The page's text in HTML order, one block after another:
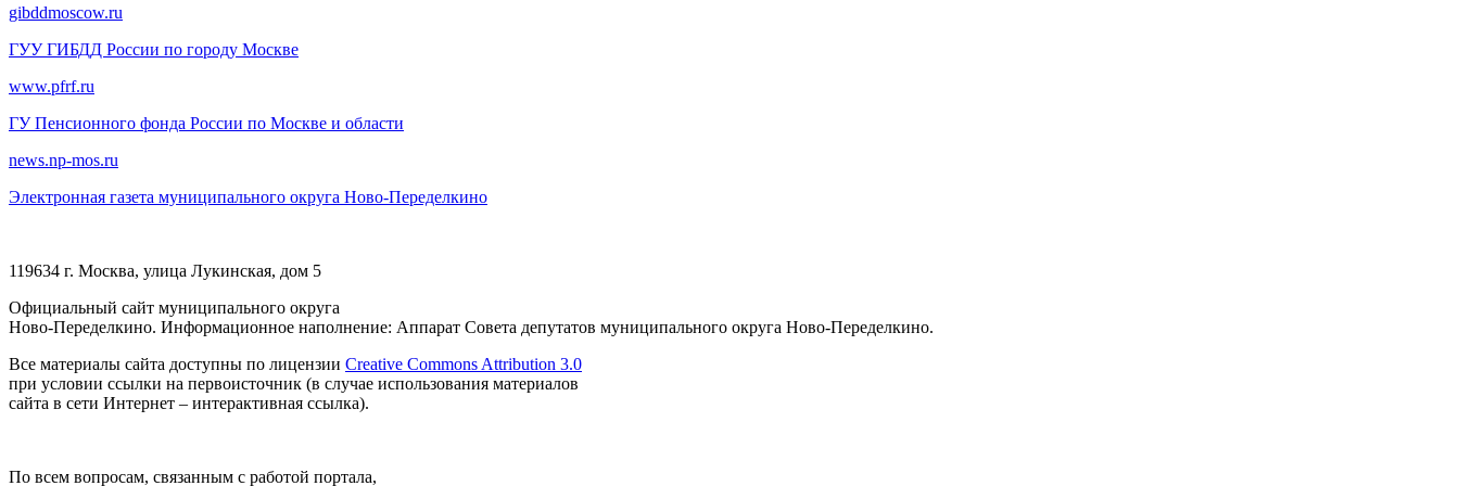
gibddmoscow.ru
ГУУ ГИБДД России по городу Москве
www.pfrf.ru
ГУ Пенсионного фонда России по Москве и области
news.np-mos.ru
Электронная газета муниципального округа Ново-Переделкино
119634 г. Москва, улица Лукинская, дом 5
Официальный сайт муниципального округа
Ново-Переделкино. Информационное наполнение: Аппарат Совета депутатов муниципального округа Ново-Переделкино.
Все материалы сайта доступны по лицензии Creative Commons Attribution 3.0
при условии ссылки на первоисточник (в случае использования материалов
сайта в сети Интернет – интерактивная ссылка).
По всем вопросам, связанным с работой портала,